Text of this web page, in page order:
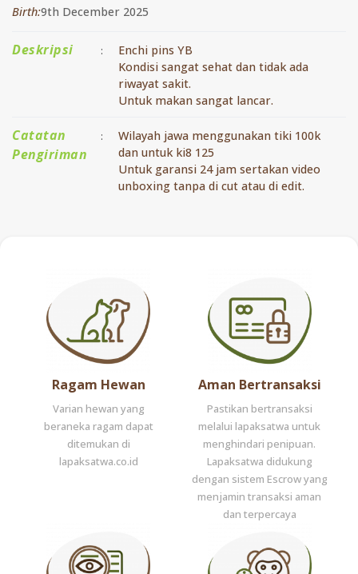
Birth:9th December 2025
Deskripsi :
Enchi pins YB
Kondisi sangat sehat dan tidak ada
riwayat sakit.
Untuk makan sangat lancar.
Catatan
Pengiriman
:
Wilayah jawa menggunakan tiki 100k
dan untuk ki8 125
Untuk garansi 24 jam sertakan video
unboxing tanpa di cut atau di edit.
Ragam Hewan
Varian hewan yang
beraneka ragam dapat
ditemukan di
lapaksatwa.co.id
Aman Bertransaksi
Pastikan bertransaksi
melalui lapaksatwa untuk
menghindari penipuan.
Lapaksatwa didukung
dengan sistem Escrow yang
menjamin transaksi aman
dan terpercaya